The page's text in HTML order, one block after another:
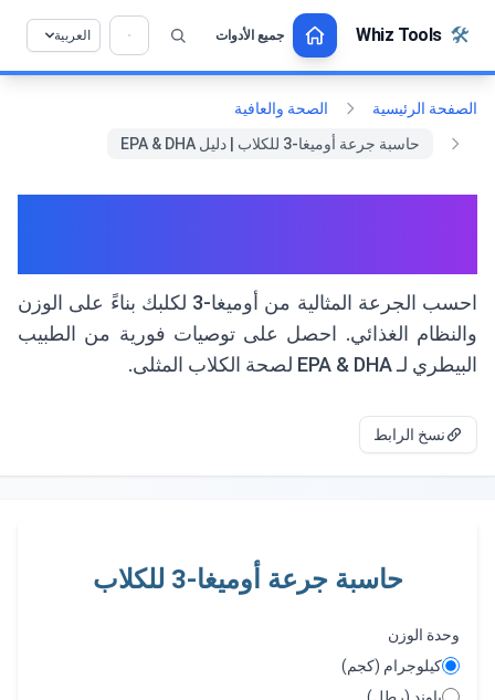
🛠️
Whiz Tools جميع الأدوات العربية
الصفحة الرئيسية
الصحة والعافية
حاسبة جرعة أوميغا-3 للكلاب | دليل EPA & DHA
احسب الجرعة المثالية من أوميغا-3 لكلبك بناءً على الوزن
والنظام الغذائي. احصل على توصيات فورية من الطبيب
البيطري لـ EPA & DHA لصحة الكلاب المثلى.
نسخ الرابط
حاسبة جرعة أوميغا-3 للكلاب
وحدة الوزن
كيلوجرام (كجم)
💡 هل تحب هذه الأداة؟ ساعدنا على تحسينها أكثر!
انقر للفتح →